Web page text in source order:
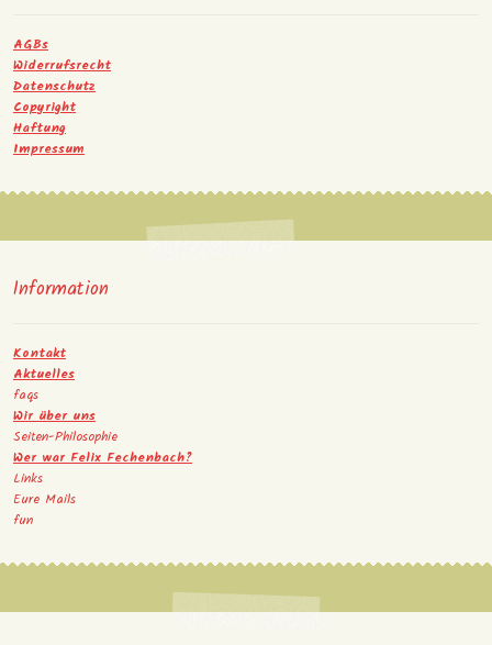
AGBs
Widerrufsrecht
Datenschutz
Copyright
Haftung
Impressum
Information
Kontakt
Aktuelles
faqs
Wir über uns
Seiten-Philosophie
Wer war Felix Fechenbach?
Links
Eure Mails
fun